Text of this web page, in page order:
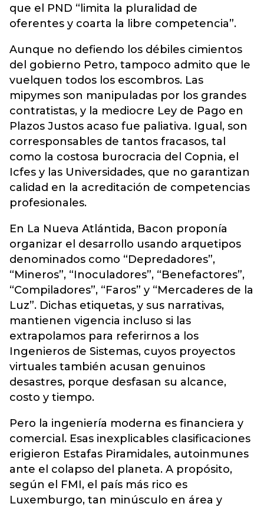
que el PND “limita la pluralidad de
oferentes y coarta la libre competencia”.
Aunque no defiendo los débiles cimientos
del gobierno Petro, tampoco admito que le
vuelquen todos los escombros. Las
mipymes son manipuladas por los grandes
contratistas, y la mediocre Ley de Pago en
Plazos Justos acaso fue paliativa. Igual, son
corresponsables de tantos fracasos, tal
como la costosa burocracia del Copnia, el
Icfes y las Universidades, que no garantizan
calidad en la acreditación de competencias
profesionales.
En La Nueva Atlántida, Bacon proponía
organizar el desarrollo usando arquetipos
denominados como “Depredadores”,
“Mineros”, “Inoculadores”, “Benefactores”,
“Compiladores”, “Faros” y “Mercaderes de la
Luz”. Dichas etiquetas, y sus narrativas,
mantienen vigencia incluso si las
extrapolamos para referirnos a los
Ingenieros de Sistemas, cuyos proyectos
virtuales también acusan genuinos
desastres, porque desfasan su alcance,
costo y tiempo.
Pero la ingeniería moderna es financiera y
comercial. Esas inexplicables clasificaciones
erigieron Estafas Piramidales, autoinmunes
ante el colapso del planeta. A propósito,
según el FMI, el país más rico es
Luxemburgo, tan minúsculo en área y